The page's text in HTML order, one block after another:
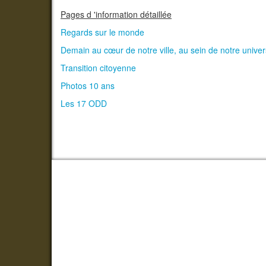
Pages d 'information détaillée
Regards sur le monde
Demain au cœur de notre ville, au sein de notre
Transition citoyenne
Photos 10 ans
Les 17 ODD